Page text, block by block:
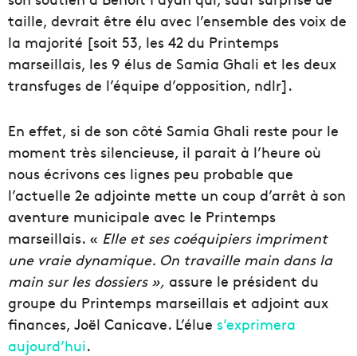
taille, devrait être élu avec l’ensemble des voix de
la majorité [soit 53, les 42 du Printemps
marseillais, les 9 élus de Samia Ghali et les deux
transfuges de l’équipe d’opposition, ndlr].
En effet, si de son côté Samia Ghali reste pour le
moment très silencieuse, il parait à l’heure où
nous écrivons ces lignes peu probable que
l’actuelle 2e adjointe mette un coup d’arrêt à son
aventure municipale avec le Printemps
marseillais. « Elle et ses coéquipiers impriment
une vraie dynamique. On travaille main dans la
main sur les dossiers », assure le président du
groupe du Printemps marseillais et adjoint aux
finances, Joël Canicave. L’élue s’exprimera
aujourd’hui.